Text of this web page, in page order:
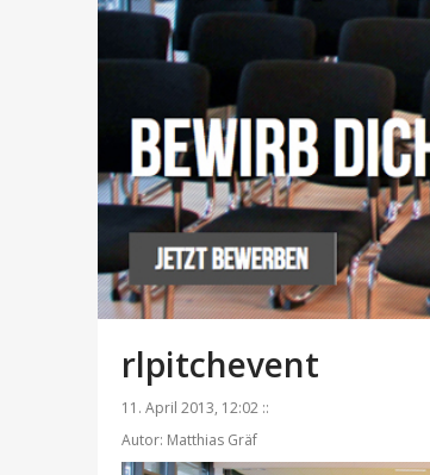
rlpitchevent
11. April 2013, 12:02 ::
Autor: Matthias Gräf